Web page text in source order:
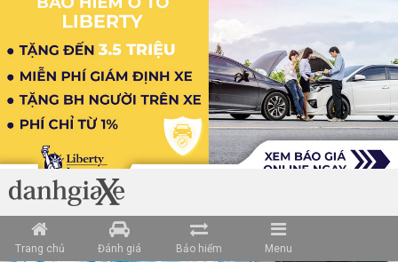
Trang chủ Đánh giá Bảo hiểm Menu